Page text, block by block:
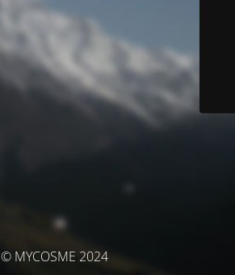
© MYCOSME 2024